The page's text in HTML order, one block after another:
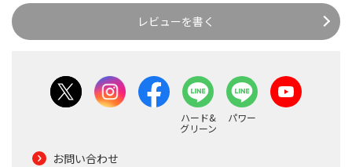
レビューを書く
ハード&
グリーン
パワー
お問い合わせ